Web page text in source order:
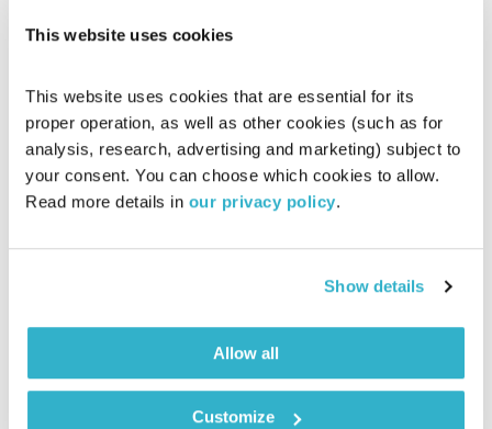
This website uses cookies
This website uses cookies that are essential for its
proper operation, as well as other cookies (such as for
analysis, research, advertising and marketing) subject to
your consent. You can choose which cookies to allow.
Read more details in our privacy policy.
Show details
Allow all
Customize
יש מקום לכולם
ישי שכטרושלומית שרביט ברזילי
29.05.18
00:58:21
שעה של מעורבות חברתית ועשיית טוב עם שלומית שרביט ברזילי